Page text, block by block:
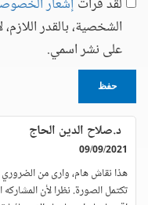
لقد قرأت إشعار
الشخصية، بالقدر
على نشر اسمي.
حفظ
د.صلاح الدين الحاج
09/09/2021
هذا نقاش هام، وارى من
تكتمل الصورة. نظرا لأن